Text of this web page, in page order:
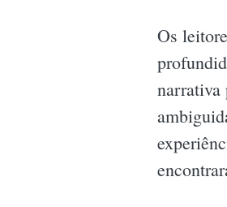
Os
narrativa